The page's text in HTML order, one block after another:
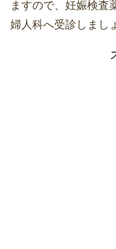
ますので、妊娠検査
婦人科へ受診しまし